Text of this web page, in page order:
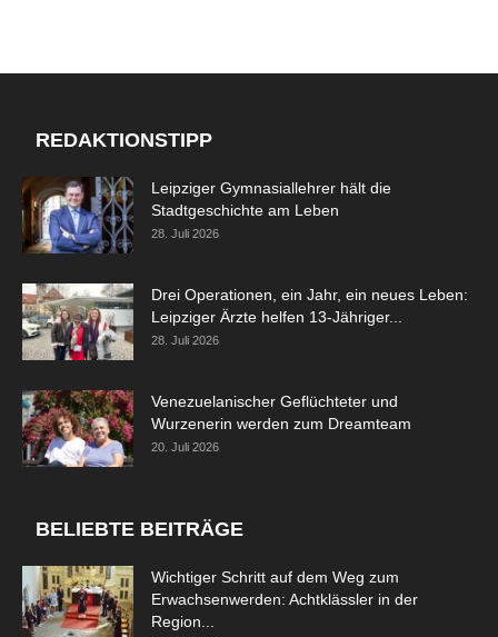
REDAKTIONSTIPP
Leipziger Gymnasiallehrer hält die
Stadtgeschichte am Leben
28. Juli 2026
Drei Operationen, ein Jahr, ein neues Leben:
Leipziger Ärzte helfen 13-Jähriger...
28. Juli 2026
Venezuelanischer Geflüchteter und
Wurzenerin werden zum Dreamteam
20. Juli 2026
BELIEBTE BEITRÄGE
Wichtiger Schritt auf dem Weg zum
Erwachsenwerden: Achtklässler in der
Region...